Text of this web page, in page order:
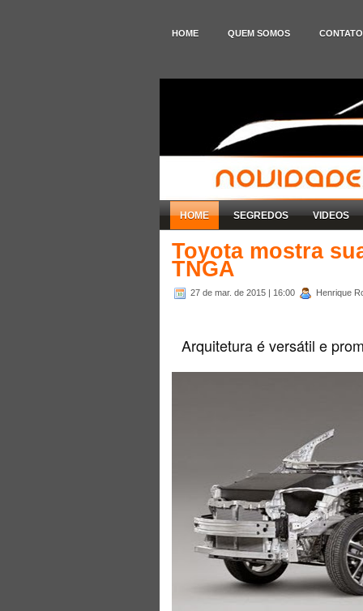
HOME QUEM SOMOS CONTATO
HOME SEGREDOS VIDEOS
Toyota mostra
TNGA
27 de mar. de 2015 | 16:00 Henrique
Arquitetura é versátil e